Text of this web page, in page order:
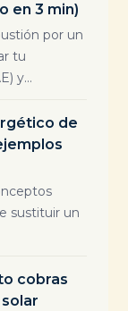
en 3 min)
por un
tu
y...
de
sustituir un
cobras